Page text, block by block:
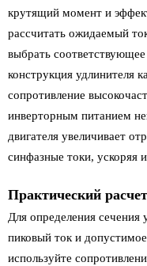
крутящий момент и
рассчитать ожидаемый
выбрать
конструкция удлинителя
сопротивление
инверторным питанием
двигателя увеличивает
синфазные токи, ускоряя
Практический
Для определения сечения
пиковый ток и
используйте